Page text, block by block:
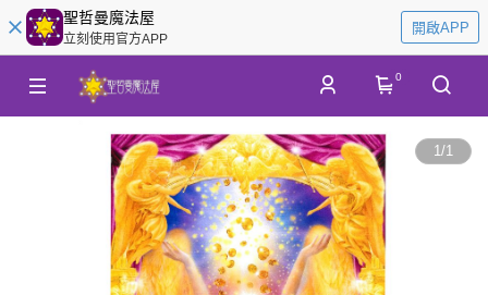
聖哲曼魔法屋
立刻使用官方APP
開啟APP
0
1/1